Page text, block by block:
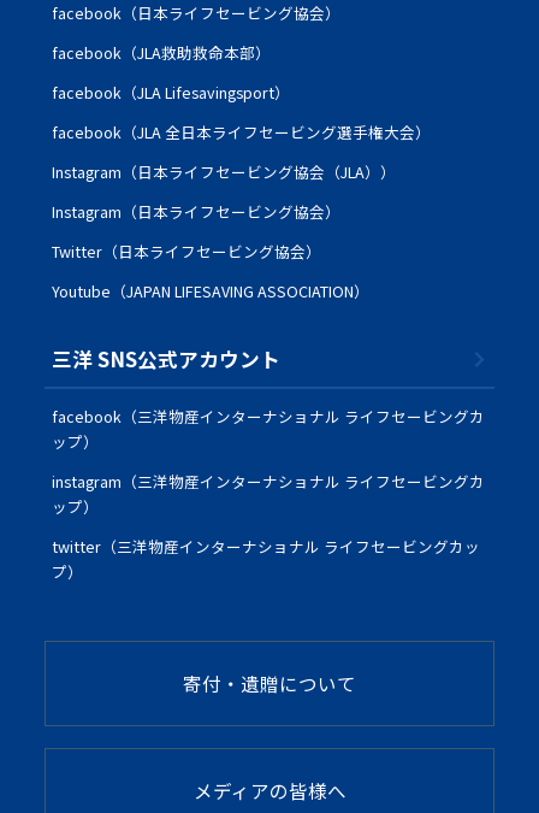
facebook（日本ライフセービング協会）
facebook（JLA救助救命本部）
facebook（JLA Lifesavingsport）
facebook（JLA 全日本ライフセービング選手権大会）
Instagram（日本ライフセービング協会（JLA））
Instagram（日本ライフセービング協会）
Twitter（日本ライフセービング協会）
Youtube（JAPAN LIFESAVING ASSOCIATION）
三洋 SNS公式アカウント
facebook（三洋物産インターナショナル ライフセービングカ
ップ）
instagram（三洋物産インターナショナル ライフセービングカ
ップ）
twitter（三洋物産インターナショナル ライフセービングカッ
プ）
寄付・遺贈について
メディアの皆様へ